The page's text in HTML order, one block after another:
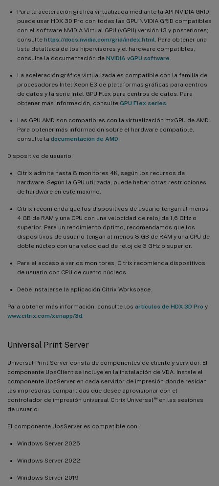
Para la aceleración gráfica virtualizada mediante la API NVIDIA GRID,
puede usar HDX 3D Pro con todas las GPU NVIDIA GRID compatibles
con el software NVIDIA Virtual GPU (vGPU) versión 13 y posteriores;
consulte https://docs.nvidia.com/grid/index.html . Para obtener una
lista detallada de los hipervisores y el hardware compatibles,
consulte la documentación de NVIDIA vGPU software
La aceleración gráfica virtualizada es compatible con la familia de
procesadores Intel Xeon E3 de plataformas gráficas para centros
de datos y la serie Intel GPU Flex para centros de datos. Para
obtener más información, consulte GPU Flex series
Las GPU AMD son compatibles con la virtualización mxGPU de AMD.
Para obtener más información sobre el hardware compatible,
consulte la documentación de AMD
Dispositivo de usuario:
Citrix admite hasta 8 monitores 4K, según los recursos de
hardware. Según la GPU utilizada, puede haber otras restricciones
de hardware en este máximo.
Citrix recomienda que los dispositivos de usuario tengan al menos
4 GB de RAM y una CPU con una velocidad de reloj de 1,6 GHz o
superior. Para un rendimiento óptimo, recomendamos que los
dispositivos de usuario tengan al menos 8 GB de RAM y una CPU de
doble núcleo con una velocidad de reloj de 3 GHz o superior.
Para el acceso a varios monitores, Citrix recomienda dispositivos
de usuario con CPU de cuatro núcleos.
Debe instalarse la aplicación Citrix Workspace.
Para obtener más información, consulte los artículos de HDX 3D Pro y
www.citrix.com/xenapp/3d
Universal Print Server
Universal Print Server consta de componentes de cliente y servidor. El
componente UpsClient se incluye en la instalación de VDA. Instale el
componente UpsServer en cada servidor de impresión donde residan
las impresoras compartidas que desee aprovisionar con el
controlador de impresión universal Citrix Universal ™en las sesiones
de usuario.
El componente UpsServer es compatible con:
Windows Server 2025
Windows Server 2022
Windows Server 2019